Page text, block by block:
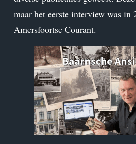
maar het eerste interview was
Amersfoortse Courant.